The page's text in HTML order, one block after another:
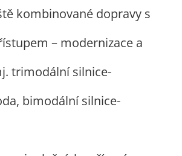
kombinované dopravy s
– modernizace a
trimodální silnice-
bimodální silnice-